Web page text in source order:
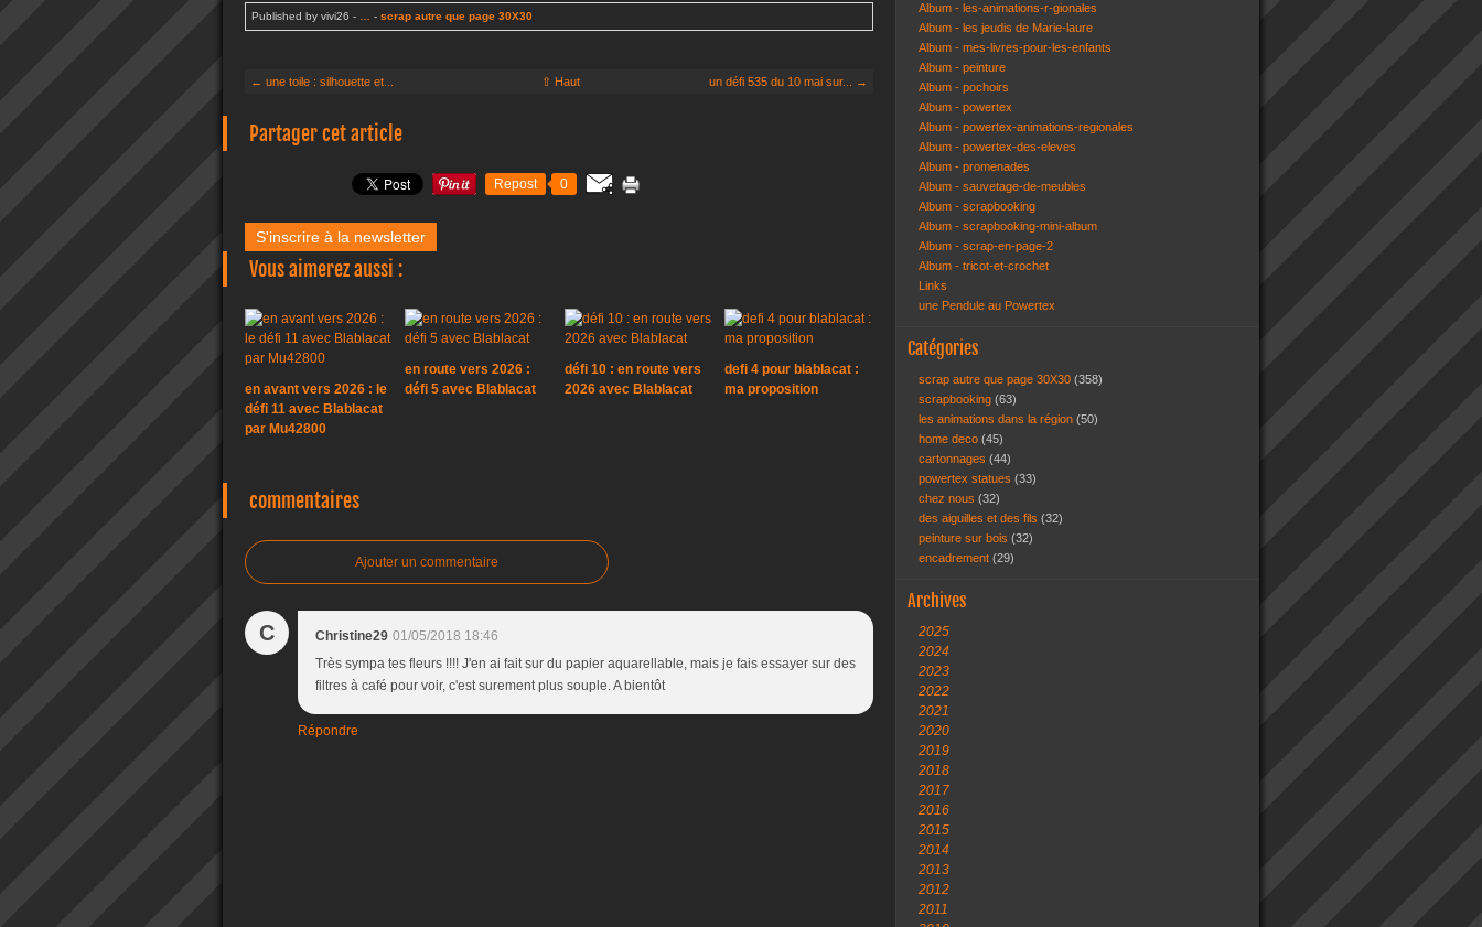
Published by vivi26 - - scrap autre que page 30X30
← une toile : silhouette et... ⇧ Haut un défi 535 du 10 mai sur... →
Partager cet article
Repost 0
S'inscrire à la newsletter
Vous aimerez aussi :
en avant vers 2026 : le
défi 11 avec Blablacat
par Mu42800
en route vers 2026 :
défi 5 avec Blablacat
défi 10 : en route vers
2026 avec Blablacat
defi 4 pour blablacat :
ma proposition
commentaires
Ajouter un commentaire
C Christine29 01/05/2018 18:46
Très sympa tes fleurs !!!! J'en ai fait sur du papier aquarellable, mais je fais essayer sur des
filtres à café pour voir, c'est surement plus souple. A bientôt
Répondre
Album - les-animations-r-gionales
Album - les jeudis de Marie-laure
Album - mes-livres-pour-les-enfants
Album - peinture
Album - pochoirs
Album - powertex
Album - powertex-animations-regionales
Album - powertex-des-eleves
Album - promenades
Album - sauvetage-de-meubles
Album - scrapbooking
Album - scrapbooking-mini-album
Album - scrap-en-page-2
Album - tricot-et-crochet
Links
une Pendule au Powertex
Catégories
scrap autre que page 30X30 (358)
scrapbooking (63)
les animations dans la région (50)
home deco (45)
cartonnages (44)
powertex statues (33)
chez nous (32)
des aiguilles et des fils (32)
peinture sur bois (32)
encadrement (29)
Archives
2025
2024
2023
2022
2021
2020
2019
2018
2017
2016
2015
2014
2013
2012
2011